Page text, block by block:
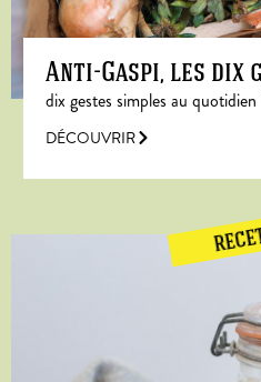
Anti-Gaspi, les dix
dix gestes simples au
DÉCOUVRIR